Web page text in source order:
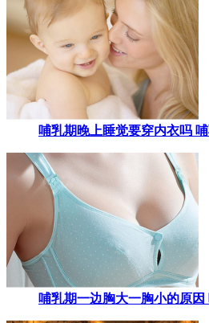
哺乳期晚上睡觉要穿内衣吗​
哺乳期一边胸大一胸小的原因​